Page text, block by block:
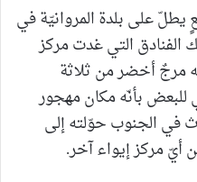
يطلّ على بلدة المروانيّة في
الفنادق التي غدت مركز
مرجٌ أخضر من ثلاثة
بأنّه مكان مهجور
في الجنوب حوّلته إلى
أيّ مركز إيواء آخر.